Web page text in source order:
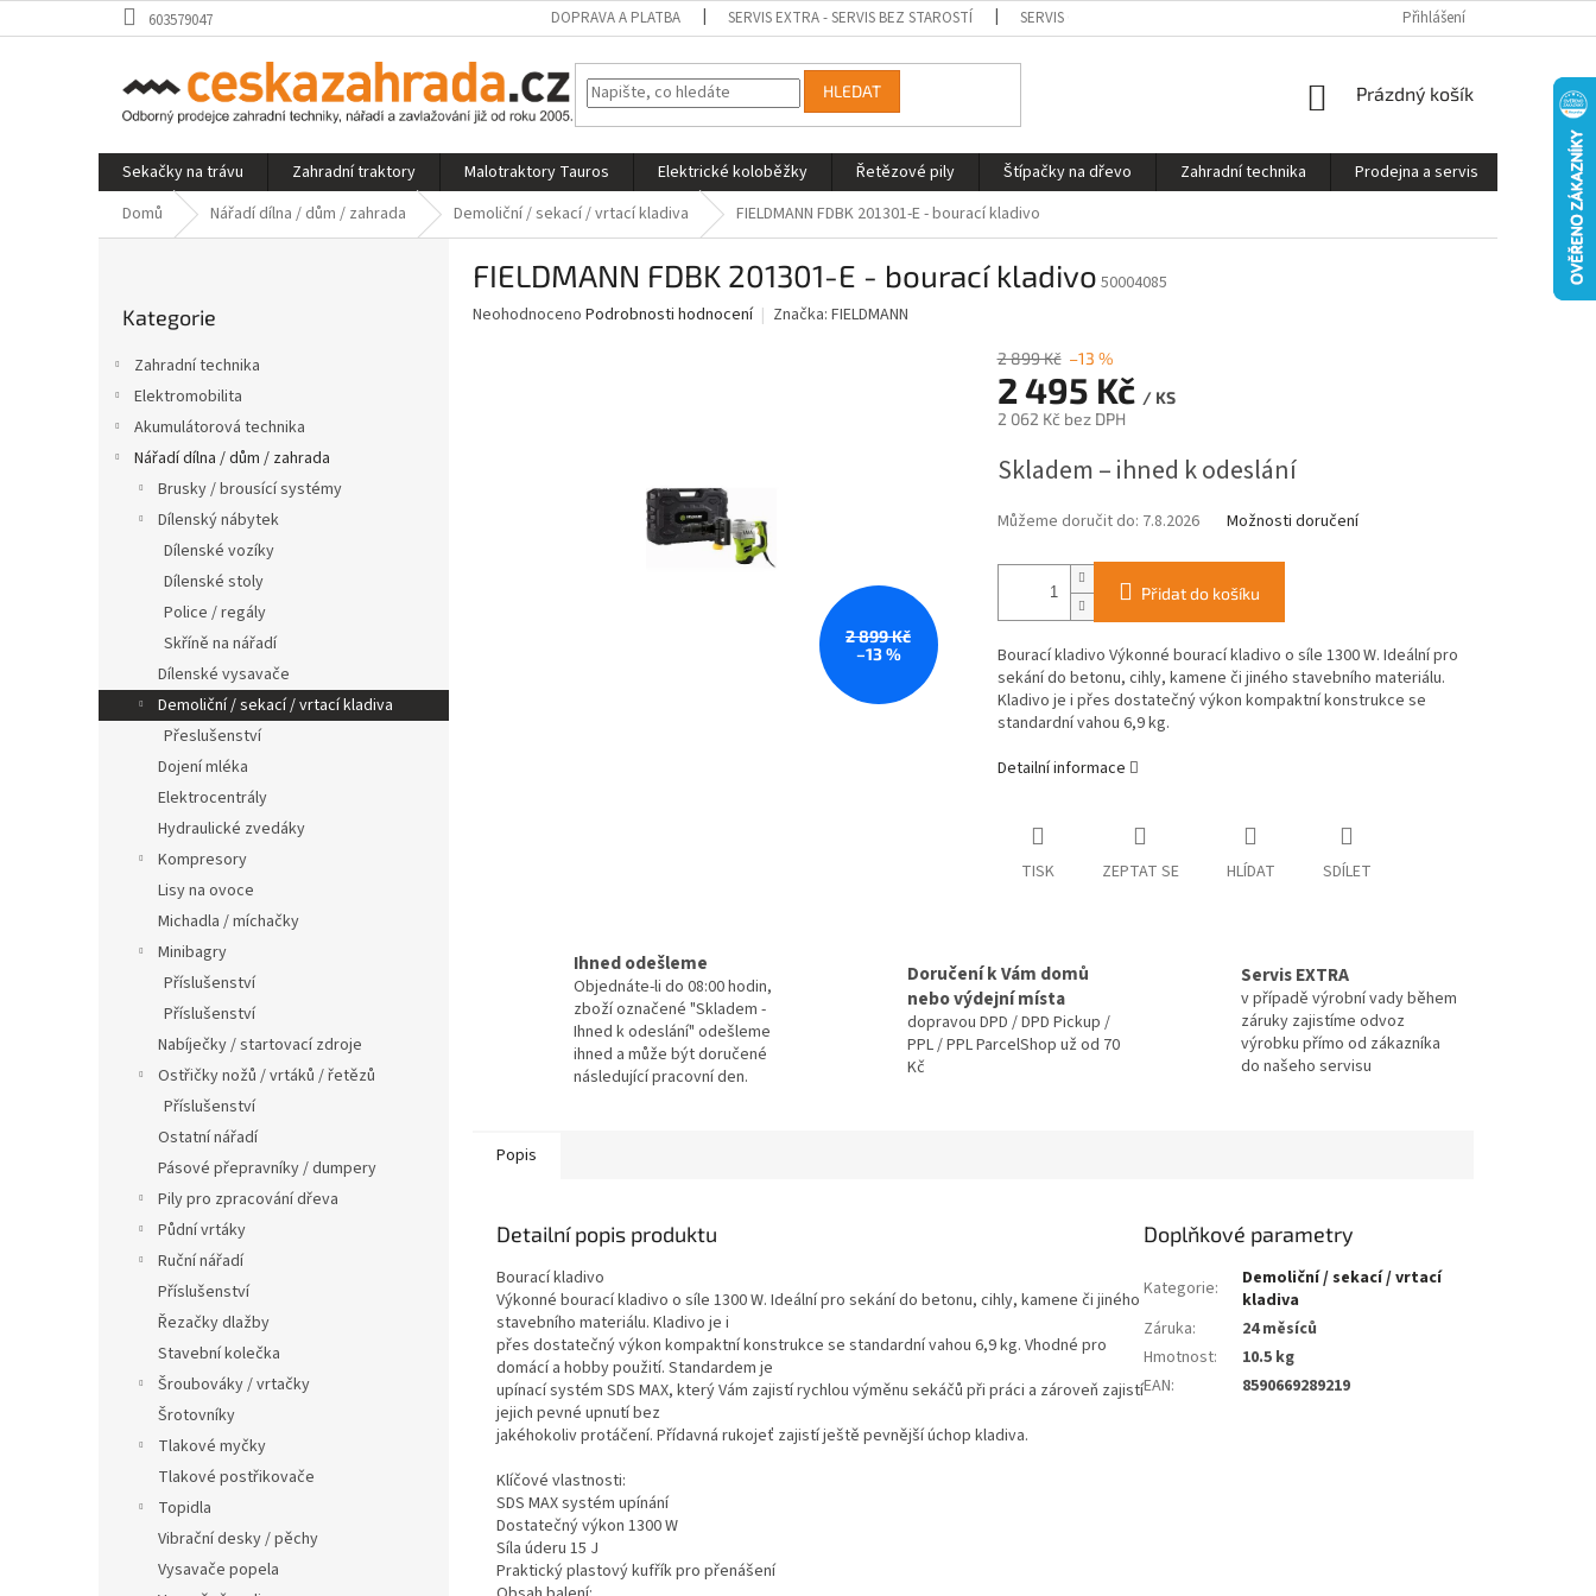
na
603579047 DOPRAVA A PLATBA SERVIS EXTRA - SERVIS BEZ STAROSTÍ SERVIS ON-LINE - STROJ VÁM SESTAVÍME A PŘIPRAVÍME K PROVOZU
Přihlášení
HLEDAT
NÁKUPNÍ
Prázdný košík
Sekačky na trávu Zahradní traktory Malotraktory Tauros Elektrické koloběžky Řetězové pily Štípačky na dřevo Zahradní technika Prodejna a servis
Kontakty
Domů
Nářadí dílna / dům / zahrada Demoliční / sekací / vrtací kladiva FIELDMANN FDBK 201301-E - bourací kladivo
kategorie
Kategorie
Zahradní technika
Elektromobilita
Akumulátorová technika
Nářadí dílna / dům / zahrada
Brusky / brousící systémy
Dílenský nábytek
Dílenské vozíky
Dílenské stoly
Police / regály
Skříně na nářadí
Dílenské vysavače
Demoliční / sekací / vrtací kladiva
Přeslušenství
Dojení mléka
Elektrocentrály
Hydraulické zvedáky
Kompresory
Lisy na ovoce
Michadla / míchačky
Minibagry
Příslušenství
Příslušenství
Nabíječky / startovací zdroje
Ostřičky nožů / vrtáků / řetězů
Příslušenství
Ostatní nářadí
Pásové přepravníky / dumpery
Pily pro zpracování dřeva
Půdní vrtáky
Ruční nářadí
Příslušenství
Řezačky dlažby
Stavební kolečka
Šroubováky / vrtačky
Šrotovníky
Tlakové myčky
Tlakové postřikovače
Topidla
Vibrační desky / pěchy
Vysavače popela
FIELDMANN FDBK 201301-E - bourací kladivo 50004085
Průměrné
Neohodnoceno Podrobnosti hodnocení Značka: FIELDMANN
2 899 Kč
–13 %
2 899 Kč –13 %
2 495 Kč / KS
2 062 Kč bez DPH
cena:
Skladem – ihned k odeslání
Můžeme doručit do: 7.8.2026 Možnosti doručení
Přidat do košíku
Bourací kladivo Výkonné bourací kladivo o síle 1300 W. Ideální pro
sekání do betonu, cihly, kamene či jiného stavebního materiálu.
Kladivo je i přes dostatečný výkon kompaktní konstrukce se
standardní vahou 6,9 kg.
Detailní informace
TISK ZEPTAT SE HLÍDAT SDÍLET
Ihned odešleme
Objednáte-li do 08:00 hodin,
zboží označené "Skladem -
Ihned k odeslání" odešleme
ihned a může být doručené
následující pracovní den.
Doručení k Vám domů
nebo výdejní místa
dopravou DPD / DPD Pickup /
PPL / PPL ParcelShop už od 70
Kč
Servis EXTRA
v případě výrobní vady během
záruky zajistíme odvoz
výrobku přímo od zákazníka
do našeho servisu
Popis
Detailní popis produktu
Bourací kladivo
Výkonné bourací kladivo o síle 1300 W. Ideální pro sekání do betonu, cihly, kamene či jiného
stavebního materiálu. Kladivo je i
přes dostatečný výkon kompaktní konstrukce se standardní vahou 6,9 kg. Vhodné pro
domácí a hobby použití. Standardem je
upínací systém SDS MAX, který Vám zajistí rychlou výměnu sekáčů při práci a zároveň zajistí
jejich pevné upnutí bez
jakéhokoliv protáčení. Přídavná rukojeť zajistí ještě pevnější úchop kladiva.
Klíčové vlastnosti:
SDS MAX systém upínání
Dostatečný výkon 1300 W
Síla úderu 15 J
Praktický plastový kufřík pro přenášení
Doplňkové parametry
Kategorie:
Demoliční / sekací / vrtací
kladiva
Záruka:
24 měsíců
Hmotnost:
10.5 kg
EAN: 8590669289219